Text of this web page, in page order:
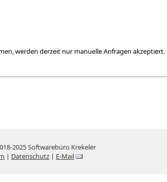
werden derzeit nur manuelle Anfragen akzeptiert.
2025 Softwarebüro Krekeler
| Datenschutz | E-Mail